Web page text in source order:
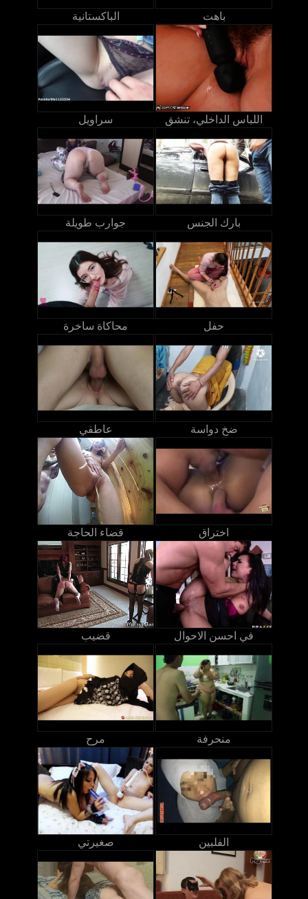
الباكستانية باهت
سراويل اللباس الداخلي، تنشق
جوارب طويلة بارك الجنس
محاكاة ساخرة حفل
عاطفي ضخ دواسة
قضاء الحاجة اختراق
قضيب في احسن الاحوال
مرح منحرفة
صغيرتي الفلبين